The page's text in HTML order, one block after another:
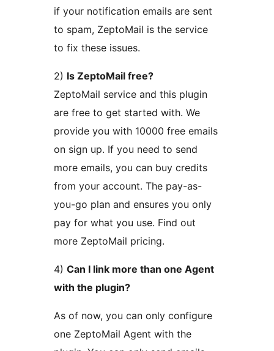
if your notification emails are sent
to spam, ZeptoMail is the service
to fix these issues.
2) Is ZeptoMail free?
ZeptoMail service and this plugin
are free to get started with. We
provide you with 10000 free emails
on sign up. If you need to send
more emails, you can buy credits
from your account. The pay-as-
you-go plan and ensures you only
pay for what you use. Find out
more ZeptoMail pricing.
4) Can I link more than one Agent
with the plugin?
As of now, you can only configure
one ZeptoMail Agent with the